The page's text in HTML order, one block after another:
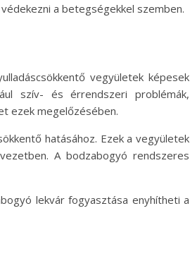
a betegségekkel szemben.
vegyületek képesek
szív- és érrendszeri problémák,
ezek megelőzésében.
hatásához. Ezek a vegyületek
A bodzabogyó rendszeres
lekvár fogyasztása enyhítheti a